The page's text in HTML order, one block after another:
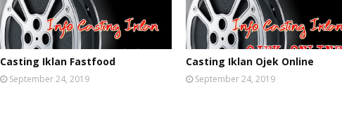
Casting Iklan Fastfood
September 24, 2019
Casting Iklan Ojek Online
September 24, 2019